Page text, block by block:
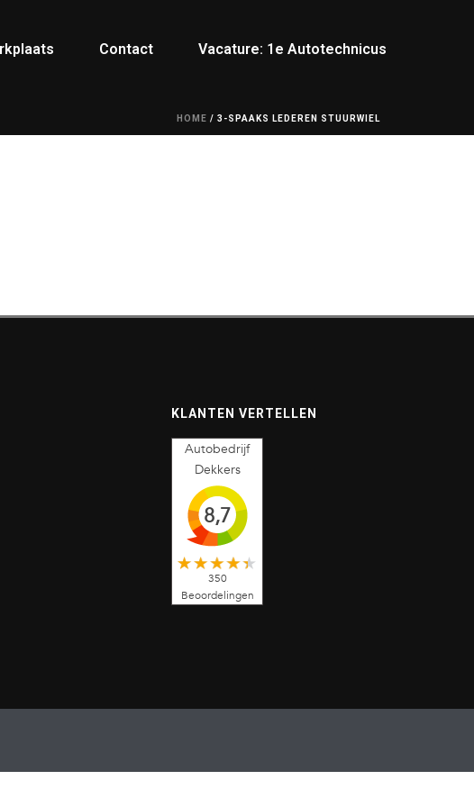
Contact Vacature: 1e Autotechnicus
HOME / 3-SPAAKS LEDEREN STUURWIEL
KLANTEN VERTELLEN
Autobedrijf
Dekkers
8,7
350
Beoordelingen